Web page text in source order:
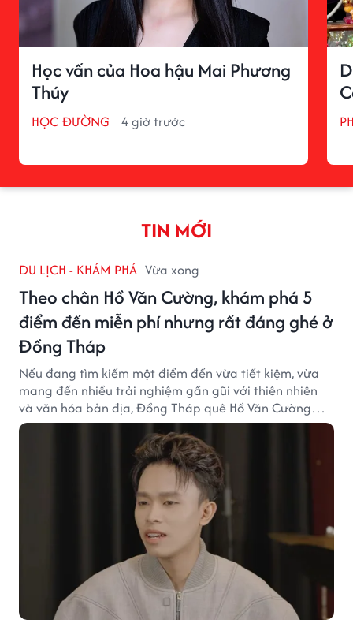
Học vấn của Hoa hậu Mai Phương
Thúy
HỌC ĐƯỜNG 4 giờ trước
TIN MỚI
DU LỊCH - KHÁM PHÁ Vừa xong
Theo chân Hồ Văn Cường, khám phá 5
điểm đến miễn phí nhưng rất đáng ghé ở
Đồng Tháp
Nếu đang tìm kiếm một điểm đến vừa tiết kiệm, vừa
mang đến nhiều trải nghiệm gần gũi với thiên nhiên
và văn hóa bản địa, Đồng Tháp quê Hồ Văn Cường
chắc chắn là lựa chọn đáng cân nhắc.